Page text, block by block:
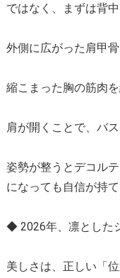
ではなく、まずは背
外側に広がった肩甲
縮こまった胸の筋肉
肩が開くことで、バ
姿勢が整うとデコル
になっても自信が持
◆ 2026年、凛とした
美しさは、正しい「